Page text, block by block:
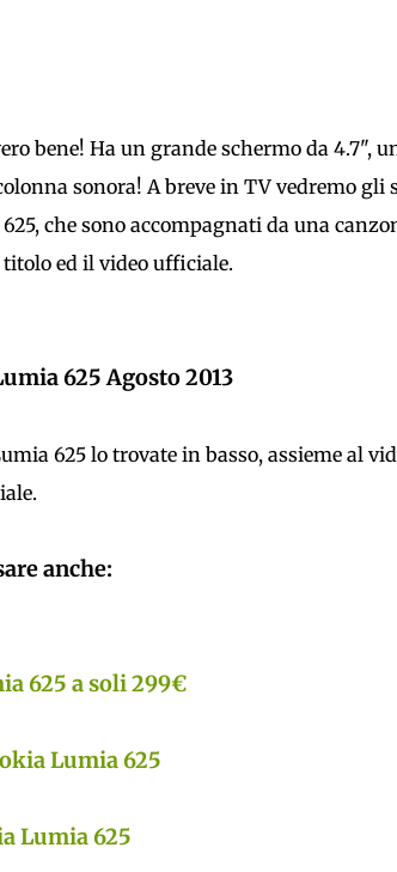
bene! Ha un grande schermo da 4.7",
sonora! A breve in TV vedremo gli
che sono accompagnati da una
ed il video ufficiale.
625 Agosto 2013
625 lo trovate in basso, assieme al
anche:
625 a soli 299€
Lumia 625
Lumia 625